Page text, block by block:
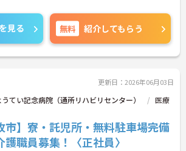
見る 無料 紹介してもらう
更新日：2026年06月03日
てい記念病院（通所リハビリセンター）
医療
市】寮・託児所・無料駐車場完備
職員募集！〈正社員〉